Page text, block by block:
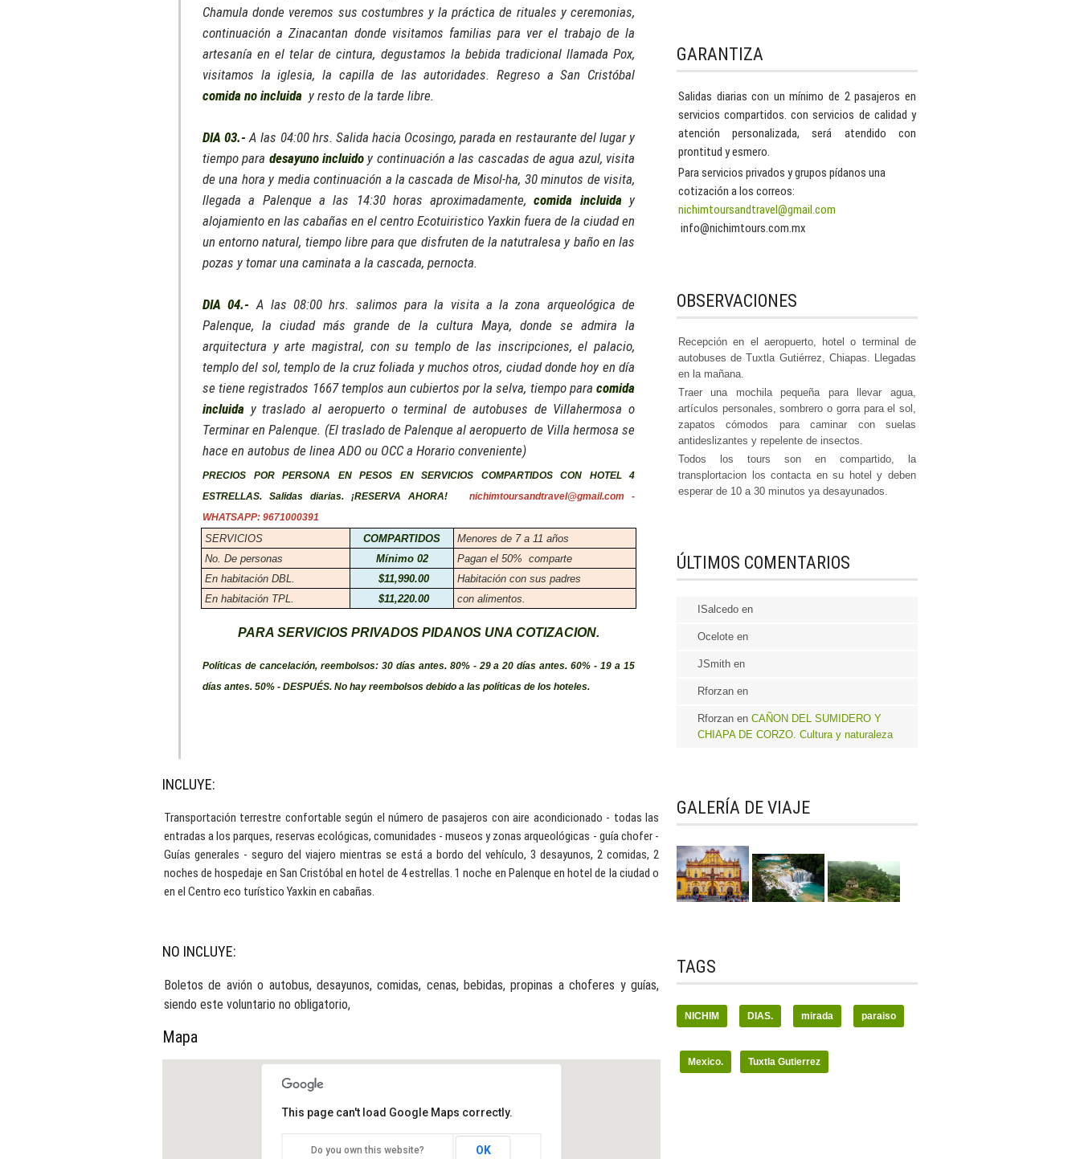
Chamula donde veremos sus costumbres y la práctica de rituales y ceremonias,
continuación a Zinacantan donde visitamos familias para ver el trabajo de la
artesanía en el telar de cintura, degustamos la bebida tradicional llamada Pox,
visitamos la iglesia, la capilla de las autoridades. Regreso a San Cristóbal
comida no incluida y resto de la tarde libre.
DIA 03.- A las 04:00 hrs. Salida hacia Ocosingo, parada en restaurante del lugar y
tiempo para desayuno incluido y continuación a las cascadas de agua azul, visita
de una hora y media continuación a la cascada de Misol-ha, 30 minutos de visita,
llegada a Palenque a las 14:30 horas aproximadamente,comida incluiday
alojamiento en las cabañas en el centro Ecotuiristico Yaxkin fuera de la ciudad en
un entorno natural, tiempo libre para que disfruten de la natutralesa y baño en las
pozas y tomar una caminata a la cascada, pernocta.
DIA 04.- A las 08:00 hrs. salimos para la visita a la zona arqueológica de
Palenque, la ciudad más grande de la cultura Maya, donde se admira la
arquitectura y arte magistral, con su templo de las inscripciones, el palacio,
templo del sol, templo de la cruz foliada y muchos otros, ciudad donde hoy en día
se tiene registrados 1667 templos aun cubiertos por la selva, tiempo para comida
incluida y traslado al aeropuerto o terminal de autobuses de Villahermosa o
Terminar en Palenque. (El traslado de Palenque al aeropuerto de Villa hermosa se
hace en autobus de linea ADO ou OCC a Horario conveniente)
PRECIOS POR PERSONA EN PESOS EN SERVICIOS COMPARTIDOS CON HOTEL 4
ESTRELLAS. Salidas diarias. ¡RESERVA AHORA! nichimtoursandtravel@gmail.com -
WHATSAPP: 9671000391
SERVICIOS COMPARTIDOS
Menores de 7 a 11 años
No. De personas
Mínimo 02
Pagan el 50% comparte
En habitación DBL.
$11,990.00
Habitación con sus padres
En habitación TPL.
$11,220.00 con alimentos.
PARA SERVICIOS PRIVADOS PIDANOS UNA COTIZACION.
Políticas de cancelación, reembolsos: 30 días antes. 80% - 29 a 20 días antes. 60% - 19 a 15
días antes. 50% - DESPUÉS. No hay reembolsos debido a las políticas de los hoteles.
INCLUYE:
Transportación terrestre confortable según el número de pasajeros con aire acondicionado - todas las
entradas a los parques, reservas ecológicas, comunidades - museos y zonas arqueológicas - guía chofer -
Guías generales - seguro del viajero mientras se está a bordo del vehículo, 3 desayunos, 2 comidas, 2
noches de hospedaje en San Cristóbal en hotel de 4 estrellas. 1 noche en Palenque en hotel de la ciudad o
en el Centro eco turístico Yaxkin en cabañas.
NO INCLUYE:
Boletos de avión o autobus, desayunos, comidas, cenas, bebidas, propinas a choferes y guías,
siendo este voluntario no obligatorio,
Mapa
This page can't load Google Maps correctly.
Do you own this website? OK
GARANTIZA
Salidas diarias con un mínimo de 2 pasajeros en
servicios compartidos. con servicios de calidad y
atención personalizada, será atendido con
prontitud y esmero.
Para servicios privados y grupos pídanos una
cotización a los correos:
nichimtoursandtravel@gmail.com
info@nichimtours.com.mx
OBSERVACIONES
Recepción en el aeropuerto, hotel o terminal de
autobuses de Tuxtla Gutiérrez, Chiapas. Llegadas
en la mañana.
Traer una mochila pequeña para llevar agua,
artículos personales, sombrero o gorra para el sol,
zapatos cómodos para caminar con suelas
antideslizantes y repelente de insectos.
Todos los tours son en compartido, la
transplortacion los contacta en su hotel y deben
esperar de 10 a 30 minutos ya desayunados.
ÚLTIMOS COMENTARIOS
ISalcedo en
Ocelote en
JSmith en
Rforzan en
Rforzan en CAÑON DEL SUMIDERO Y
CHIAPA DE CORZO. Cultura y naturaleza
GALERÍA DE VIAJE
TAGS
NICHIM DIAS. mirada paraiso
Mexico. Tuxtla Gutierrez